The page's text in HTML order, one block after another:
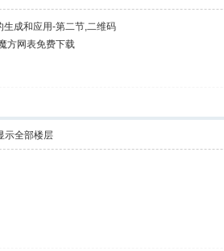
生成和应用-第二节,二维码
方网表免费下载
示全部楼层